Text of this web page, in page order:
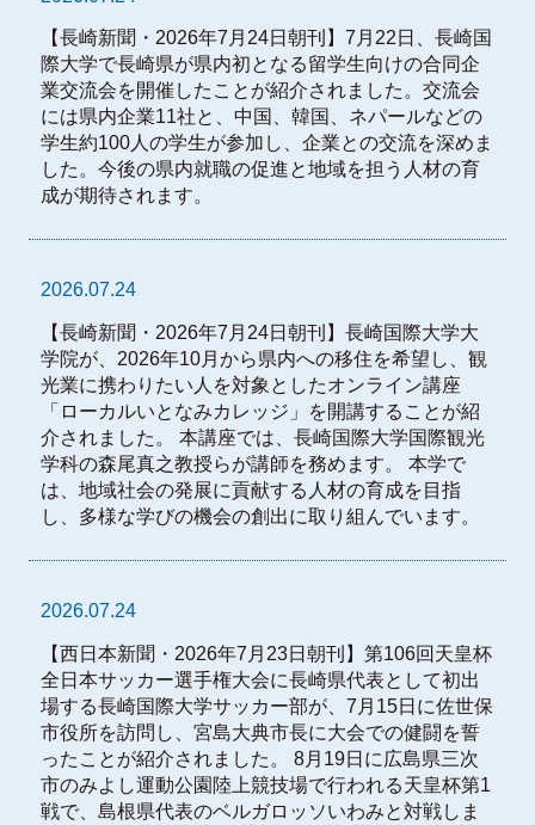
【長崎新聞・2026年7月24日朝刊】7月22日、長崎国
際大学で長崎県が県内初となる留学生向けの合同企
業交流会を開催したことが紹介されました。交流会
には県内企業11社と、中国、韓国、ネパールなどの
学生約100人の学生が参加し、企業との交流を深めま
した。今後の県内就職の促進と地域を担う人材の育
成が期待されます。
2026.07.24
【長崎新聞・2026年7月24日朝刊】長崎国際大学大
学院が、2026年10月から県内への移住を希望し、観
光業に携わりたい人を対象としたオンライン講座
「ローカルいとなみカレッジ」を開講することが紹
介されました。 本講座では、長崎国際大学国際観光
学科の森尾真之教授らが講師を務めます。 本学で
は、地域社会の発展に貢献する人材の育成を目指
し、多様な学びの機会の創出に取り組んでいます。
2026.07.24
【西日本新聞・2026年7月23日朝刊】第106回天皇杯
全日本サッカー選手権大会に長崎県代表として初出
場する長崎国際大学サッカー部が、7月15日に佐世保
市役所を訪問し、宮島大典市長に大会での健闘を誓
ったことが紹介されました。 8月19日に広島県三次
市のみよし運動公園陸上競技場で行われる天皇杯第1
戦で、島根県代表のベルガロッソいわみと対戦しま